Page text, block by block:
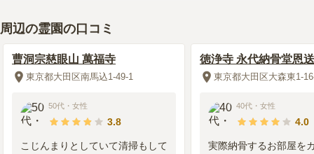
周辺施設 5.0
周辺の環境はいつも手入れがされていてとてもきれいで満足し
ています。春には桜が一面に咲いてとてもきれいです。
2018年8月
70代・女性
総合評価
周辺の霊園の口コミ
曹洞宗慈眼山 萬福寺
東京都大田区南馬込1-49-1
50代 ・ 女性
3.8
こじんまりとしていて清掃もして
徳浄寺 永代納骨堂恩
東京都大田区大森東1-
40代 ・ 女性
4.0
実際納骨するお部屋を